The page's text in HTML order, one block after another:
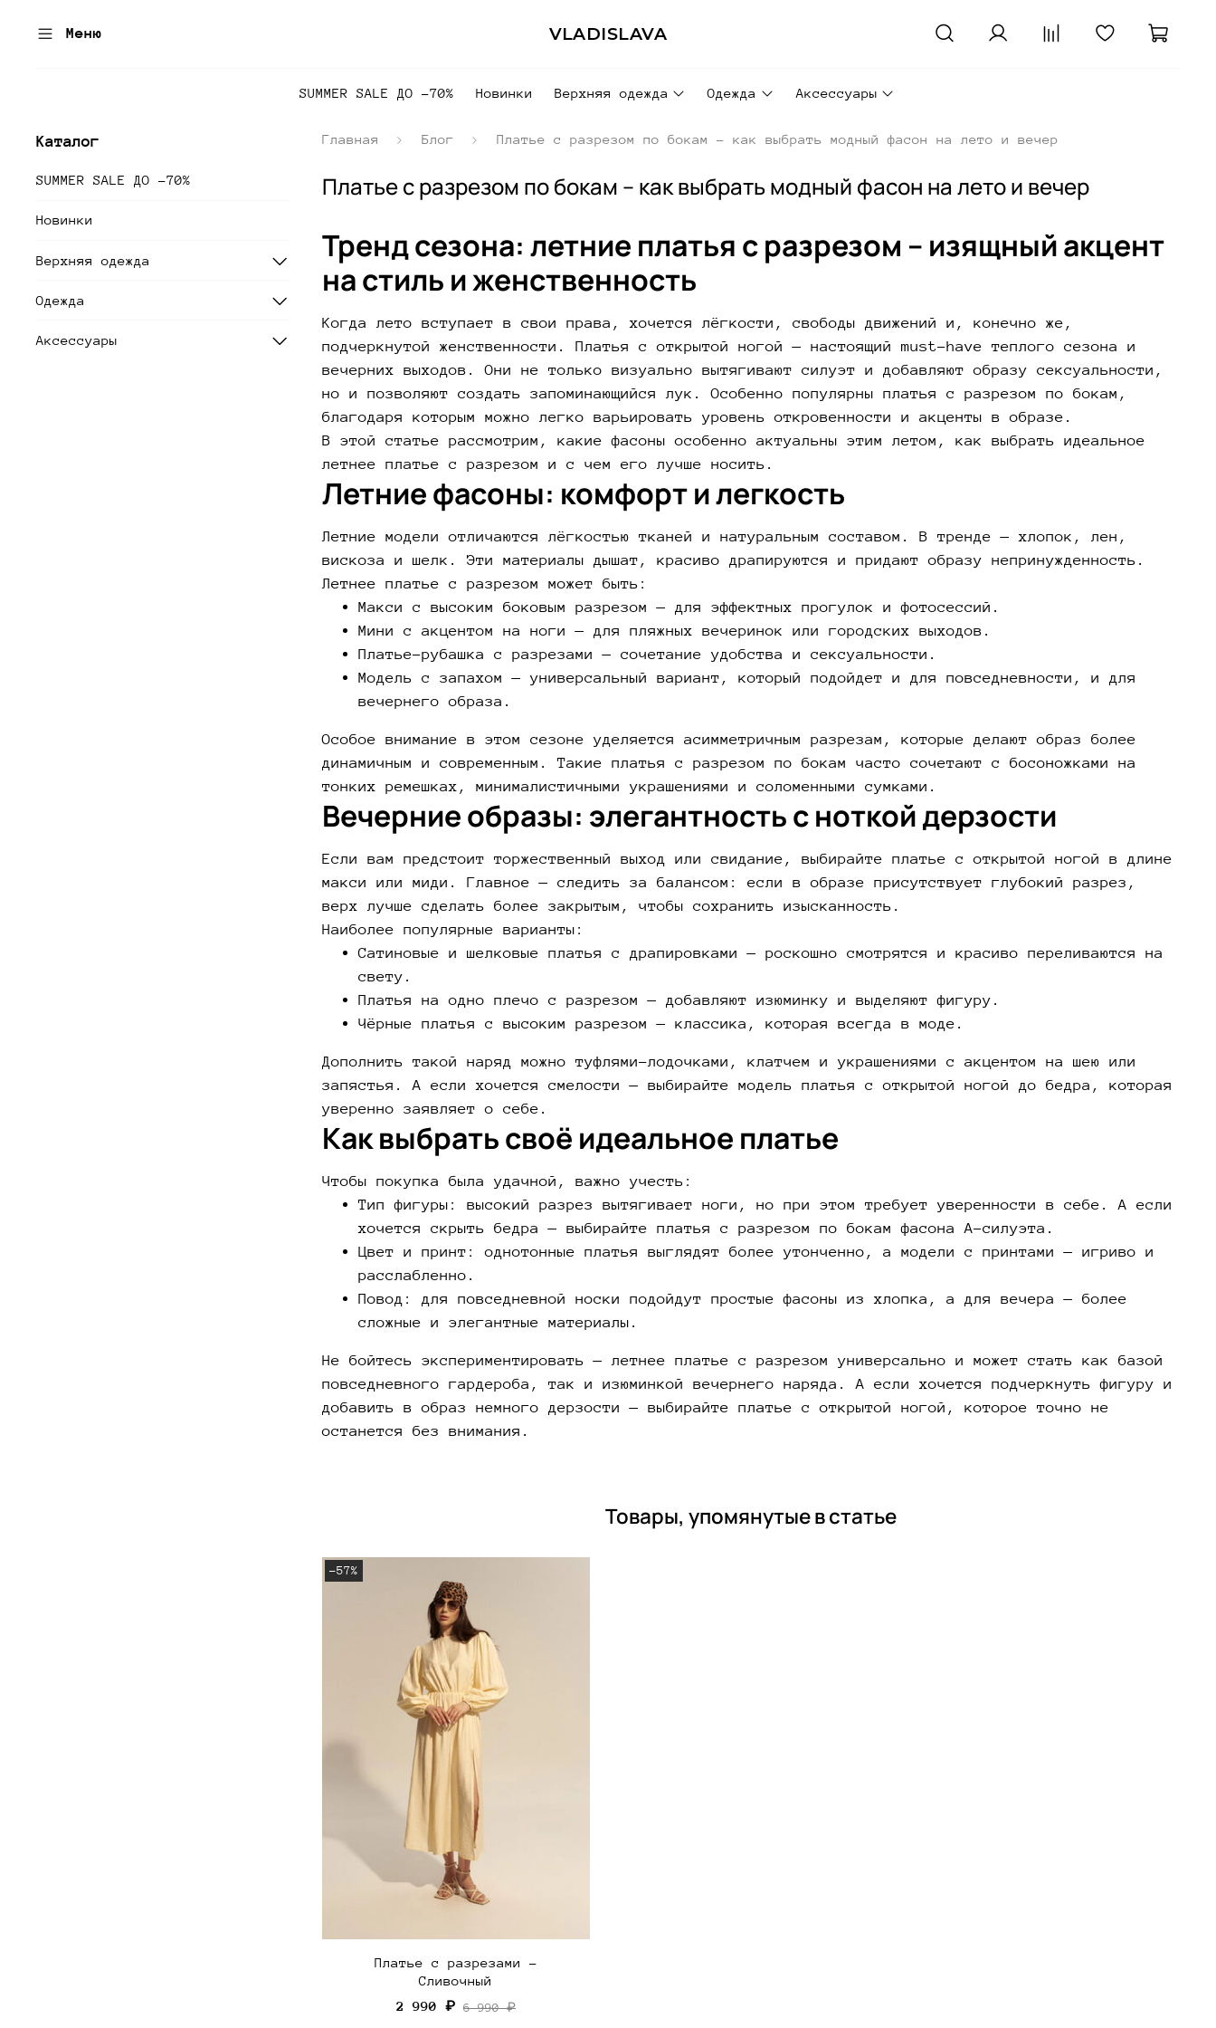
Меню VLADISLAVA
SUMMER SALE ДО -70% Новинки Верхняя одежда Одежда Аксессуары
Главная Блог Платье с разрезом по бокам – как выбрать модный фасон на лето и вечер
Платье с разрезом по бокам – как выбрать модный фасон на лето и вечер
Тренд сезона: летние платья с разрезом – изящный акцент
на стиль и женственность
Когда лето вступает в свои права, хочется лёгкости, свободы движений и, конечно же,
подчеркнутой женственности. Платья с открытой ногой — настоящий must-have теплого сезона и
вечерних выходов. Они не только визуально вытягивают силуэт и добавляют образу сексуальности,
но и позволяют создать запоминающийся лук. Особенно популярны платья с разрезом по бокам,
благодаря которым можно легко варьировать уровень откровенности и акценты в образе.
В этой статье рассмотрим, какие фасоны особенно актуальны этим летом, как выбрать идеальное
летнее платье с разрезом и с чем его лучше носить.
Летние фасоны: комфорт и легкость
Летние модели отличаются лёгкостью тканей и натуральным составом. В тренде — хлопок, лен,
вискоза и шелк. Эти материалы дышат, красиво драпируются и придают образу непринужденность.
Летнее платье с разрезом может быть:
Макси с высоким боковым разрезом — для эффектных прогулок и фотосессий.
Мини с акцентом на ноги — для пляжных вечеринок или городских выходов.
Платье-рубашка с разрезами — сочетание удобства и сексуальности.
Модель с запахом — универсальный вариант, который подойдет и для повседневности, и для
вечернего образа.
Особое внимание в этом сезоне уделяется асимметричным разрезам, которые делают образ более
динамичным и современным. Такие платья с разрезом по бокам часто сочетают с босоножками на
тонких ремешках, минималистичными украшениями и соломенными сумками.
Вечерние образы: элегантность с ноткой дерзости
Если вам предстоит торжественный выход или свидание, выбирайте платье с открытой ногой в длине
макси или миди. Главное — следить за балансом: если в образе присутствует глубокий разрез,
верх лучше сделать более закрытым, чтобы сохранить изысканность.
Наиболее популярные варианты:
Сатиновые и шелковые платья с драпировками — роскошно смотрятся и красиво переливаются на
свету.
Платья на одно плечо с разрезом — добавляют изюминку и выделяют фигуру.
Чёрные платья с высоким разрезом — классика, которая всегда в моде.
Дополнить такой наряд можно туфлями-лодочками, клатчем и украшениями с акцентом на шею или
запястья. А если хочется смелости — выбирайте модель платья с открытой ногой до бедра, которая
уверенно заявляет о себе.
Как выбрать своё идеальное платье
Чтобы покупка была удачной, важно учесть:
Тип фигуры: высокий разрез вытягивает ноги, но при этом требует уверенности в себе. А если
хочется скрыть бедра — выбирайте платья с разрезом по бокам фасона А-силуэта.
Цвет и принт: однотонные платья выглядят более утонченно, а модели с принтами — игриво и
расслабленно.
Повод: для повседневной носки подойдут простые фасоны из хлопка, а для вечера — более
сложные и элегантные материалы.
Не бойтесь экспериментировать — летнее платье с разрезом универсально и может стать как базой
повседневного гардероба, так и изюминкой вечернего наряда. А если хочется подчеркнуть фигуру и
добавить в образ немного дерзости — выбирайте платье с открытой ногой, которое точно не
останется без внимания.
Товары, упомянутые в статье
-57%
Платье с разрезами -
Сливочный
2 990 ₽ 6 990 ₽
Каталог
SUMMER SALE ДО -70%
Новинки
Верхняя одежда
Одежда
Аксессуары